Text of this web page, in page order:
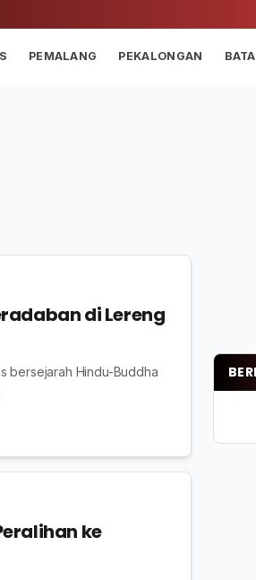
PEMALANG PEKALONGAN
di Lereng
bersejarah Hindu-Buddha
ke